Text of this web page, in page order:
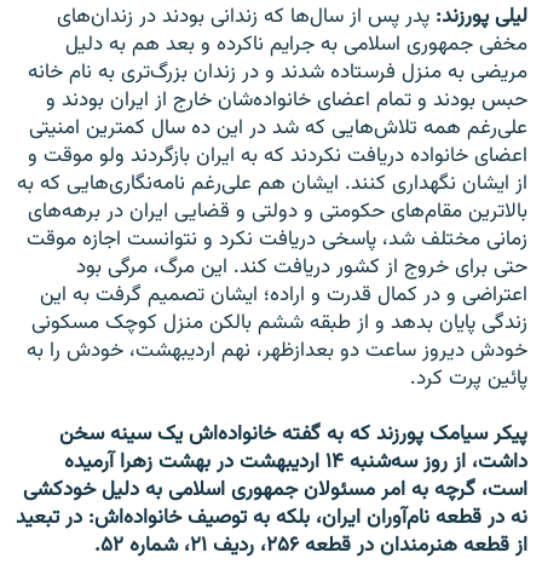
لیلی پورزند: پدر پس از سال‌ها که زندانی بودند در زندان‌های
مخفی جمهوری اسلامی به جرایم ناکرده و بعد هم به دلیل
مریضی به منزل فرستاده شدند و در زندان بزرگ‌تری به نام خانه
حبس بودند و تمام اعضای خانواده‌شان خارج از ایران بودند و
علی‌رغم همه تلاش‌هایی که شد در این ده سال کمترین امنیتی
اعضای خانواده دریافت نکردند که به ایران بازگردند ولو موقت و
از ایشان نگهداری کنند. ایشان هم علی‌رغم نامه‌نگاری‌هایی که به
بالا‌ترین مقام‌های حکومتی و دولتی و قضایی ایران در برهه‌های
زمانی مختلف شد، پاسخی دریافت نکرد و نتوانست اجازه موقت
حتی برای خروج از کشور دریافت کند. این مرگ، مرگی بود
اعتراضی و در کمال قدرت و اراده؛ ایشان تصمیم گرفت به این
زندگی پایان بدهد و از طبقه ششم بالکن منزل کوچک مسکونی
خودش دیروز ساعت دو بعدازظهر، نهم اردیبهشت، خودش را به
پائین پرت کرد.
پیکر سیامک پورزند که به گفته خانواده‌اش یک سینه سخن
داشت، از روز سه‌شنبه ۱۴ اردیبهشت در بهشت زهرا آرمیده
است، گرچه به امر مسئولان جمهوری اسلامی به دلیل خودکشی
نه در قطعه نام‌آوران ایران، بلکه به توصیف خانواده‌اش: در تبعید
از قطعه هنرمندان در قطعه ۲۵۶، ردیف ۲۱، شماره ۵۲.